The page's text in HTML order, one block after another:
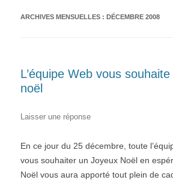
ARCHIVES MENSUELLES : DÉCEMBRE 2008
L’équipe Web vous
noël
Laisser une réponse
En ce jour du 25 décembre, toute
vous souhaiter un Joyeux Noël en
Noël vous aura apporté tout plein de